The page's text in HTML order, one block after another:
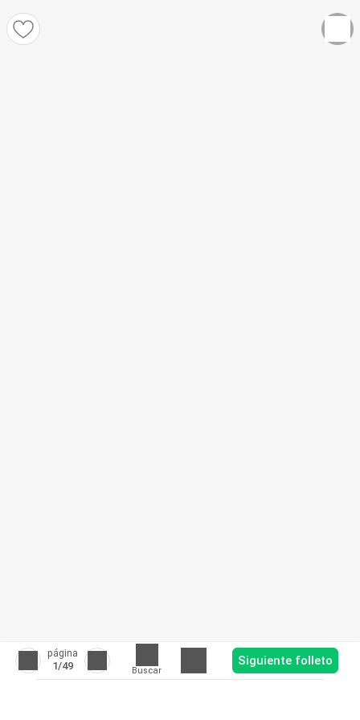
página
1/49 Buscar
Siguiente folleto